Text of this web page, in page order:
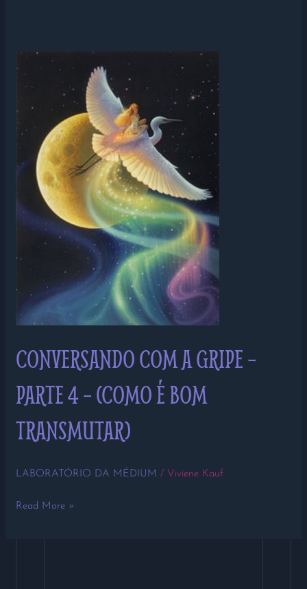
CONVERSANDO COM A GRIPE –
PARTE 4 – (COMO É BOM
TRANSMUTAR)
LABORATÓRIO DA MÉDIUM / Viviene Kauf
CONVERSANDO
GRIPE
PARTE
4
(COMO
TRANSMUTAR)
Read More »